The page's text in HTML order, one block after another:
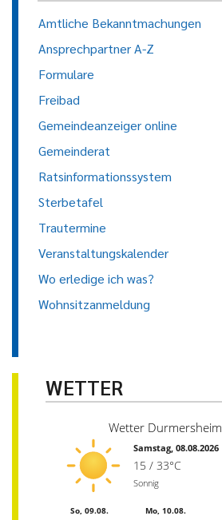
Amtliche Bekanntmachungen
Ansprechpartner A-Z
Formulare
Freibad
Gemeindeanzeiger online
Gemeinderat
Ratsinformationssystem
Sterbetafel
Trautermine
Veranstaltungskalender
Wo erledige ich was?
Wohnsitzanmeldung
WETTER
Wetter Durmersheim
Samstag, 08.08.2026
15 / 33°C
Sonnig
So, 09.08. Mo, 10.08.